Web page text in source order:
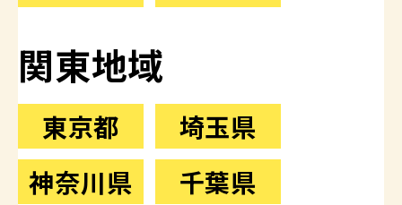
関東地域
東京都
埼玉県
神奈川県
千葉県